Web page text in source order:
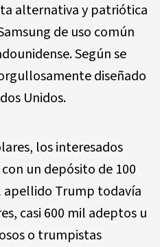
alternativa y patriótica
de uso común
Según se
diseñado
Unidos.
los interesados
un depósito de 100
apellido Trump todavía
casi 600 mil adeptos u
o trumpistas